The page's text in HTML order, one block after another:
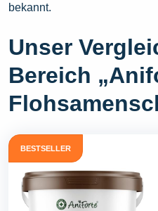
bekannt.
Unser
Bereich
BESTSELLER